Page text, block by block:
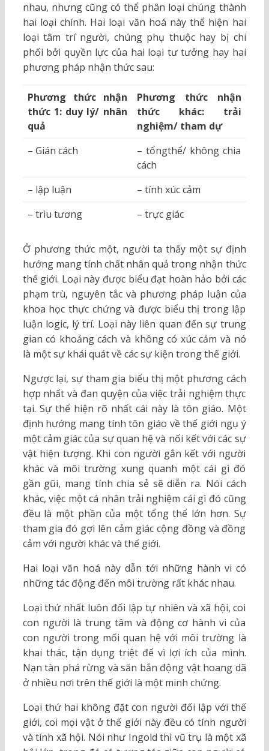
nhau, nhưng cũng có thể phân loại chúng thành
hai loại chính. Hai loại văn hoá này thể hiện hai
loại tâm trí người, chúng phụ thuộc hay bị chi
phối bởi quyền lực của hai loại tư tưởng hay hai
phương pháp nhận thức sau:
Phương thức nhận
thức 1: duy lý/ nhân
quả
Phương thức nhận
thức khác: trải
nghiệm/ tham dự
– Gián cách
– tổngthể/ không chia
cách
– lập luận
– tính xúc cảm
– trìu tương
– trực giác
Ở phương thức một, người ta thấy một sự định
hướng mang tính chất nhân quả trong nhận thức
thế giới. Loại này được biểu đạt hoàn hảo bởi các
phạm trù, nguyên tắc và phương pháp luận của
khoa học thực chứng và được biểu thị trong lập
luận logic, lý trí. Loại này liên quan đến sự trung
gian có khoảng cách và không có xúc cảm và nó
là một sự khái quát về các sự kiện trong thế giới.
Ngược lại, sự tham gia biểu thị một phương cách
hợp nhất và đan quyện của việc trải nghiệm thực
tại. Sự thể hiện rõ nhất cái này là tôn giáo. Một
định hướng mang tính tôn giáo về thế giới ngụ ý
một cảm giác của sự quan hệ và nối kết với các sự
vật hiện tượng. Khi con người gắn kết với người
khác và môi trường xung quanh một cái gì đó
gần gũi, mang tính chia sẻ sẽ diễn ra. Nói cách
khác, việc một cá nhân trải nghiệm cái gì đó cũng
đều là một phần của một tổng thể lớn hơn. Sự
tham gia đó gợi lên cảm giác cộng đồng và đồng
cảm với người khác và thế giới.
Hai loại văn hoá này dẫn tới những hành vi có
những tác động đến môi trường rất khác nhau.
Loại thứ nhất luôn đối lập tự nhiên và xã hội, coi
con người là trung tâm và động cơ hành vi của
con người trong mối quan hệ với môi trường là
khai thác, tận dụng triệt để vì lợi ích của mình.
Nạn tàn phá rừng và săn bắn động vật hoang dã
ở nhiều nơi trên thế giới là một minh chứng.
Loại thứ hai không đặt con người đối lập với thế
giới, coi mọi vật ở thế giới này đều có tính người
và tính xã hội. Nói như Ingold thì vũ trụ là một xã